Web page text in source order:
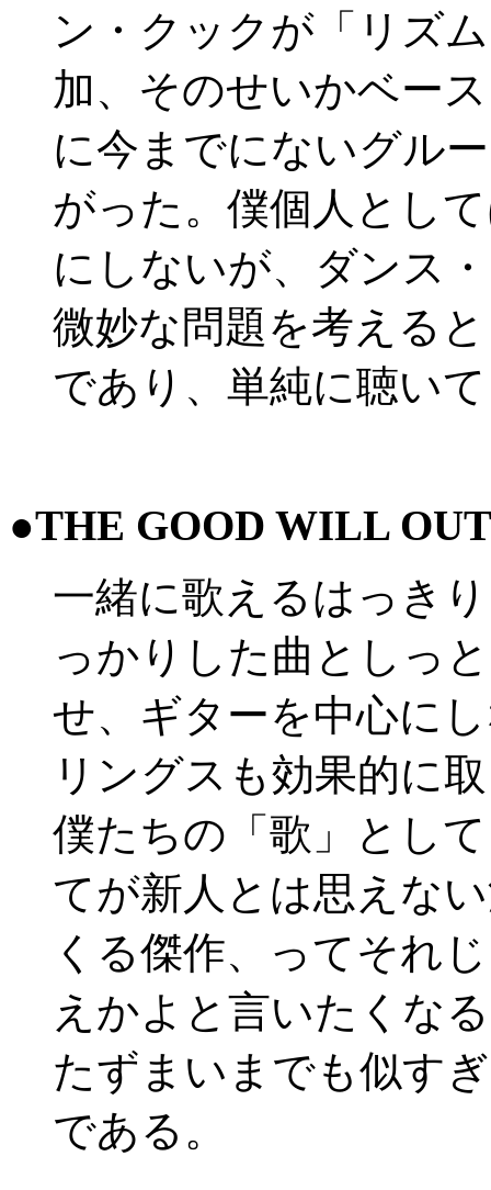
ン・クックが「リズ
加、そのせいかベー
に今までにないグル
がった。僕個人とし
にしないが、ダンス
微妙な問題を考える
であり、単純に聴い
●THE GOOD WILL OUT
一緒に歌えるはっき
っかりした曲としっ
せ、ギターを中心に
リングスも効果的に
僕たちの「歌」とし
てが新人とは思えな
くる傑作、ってそれ
えかよと言いたくな
たずまいまでも似す
である。